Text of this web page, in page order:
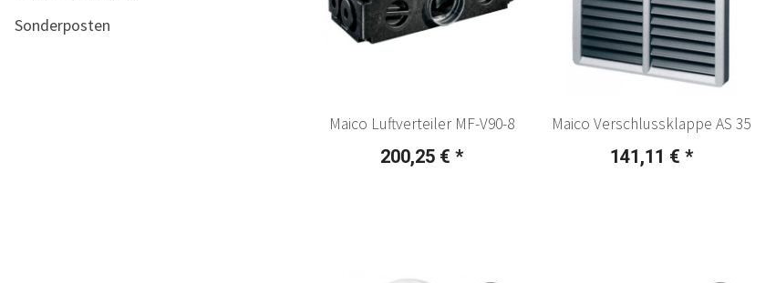
Maico Luftverteiler MF-V90-8
200,25 € *
Maico Verschlussklappe AS 35
141,11 € *
Sonderposten